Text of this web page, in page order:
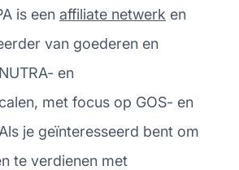
is een affiliate netwerk en
van goederen en
en
met focus op GOS- en
je geïnteresseerd bent om
te verdienen met